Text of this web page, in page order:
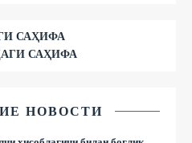
САҲИФА
САҲИФА
НОВОСТИ